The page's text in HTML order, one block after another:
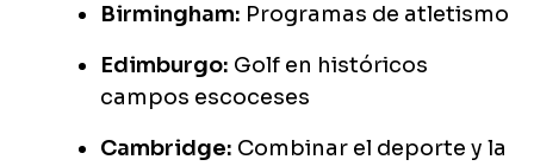
Birmingham: Programas de atletismo
Edimburgo: Golf en históricos
campos escoceses
Cambridge: Combinar el deporte y la